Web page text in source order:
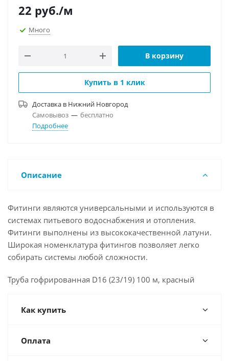
22 руб./м
Много
В корзину
Купить в 1 клик
Доставка в Нижний Новгород
Самовывоз — бесплатно
Подробнее
Описание
Фитинги являются универсальными и используются в
системах питьевого водоснабжения и отопления.
Фитинги выполнены из высококачественной латуни.
Широкая номенклатура фитингов позволяет легко
собирать системы любой сложности.
Труба гофрированная D16 (23/19) 100 м, красный
Как купить
Оплата